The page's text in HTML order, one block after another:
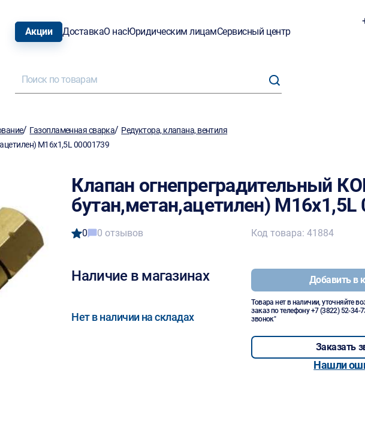
Акции ДоставкаО насЮридическим лицамСервисный центр
/ Газопламенная сварка/ Редуктора, клапана, вентиля
М16х1,5L 00001739
Клапан огнепреградительный
бутан,метан,ацетилен) М16х1,5L
0 0 отзывов
Наличие в магазинах
Нет в наличии на складах
Код товара: 41884
Добавить в
Товара нет в наличии, уточняйте
заказ по телефону+7 (3822) 52-34-
звонок"
Заказать
Нашли